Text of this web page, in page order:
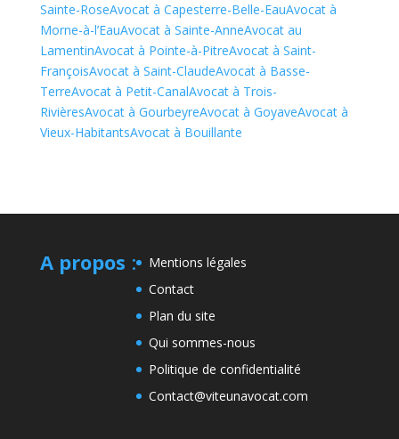
Sainte-RoseAvocat à Capesterre-Belle-EauAvocat à
Morne-à-l’EauAvocat à Sainte-AnneAvocat au
LamentinAvocat à Pointe-à-PitreAvocat à Saint-
FrançoisAvocat à Saint-ClaudeAvocat à Basse-
TerreAvocat à Petit-CanalAvocat à Trois-
RivièresAvocat à GourbeyreAvocat à GoyaveAvocat à
Vieux-HabitantsAvocat à Bouillante
A propos :
Mentions légales
Contact
Plan du site
Qui sommes-nous
Politique de confidentialité
Contact@viteunavocat.com